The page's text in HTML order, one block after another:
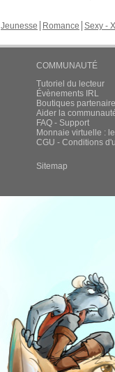
Jeunesse Romance Sexy -
COMMUNAUTÉ
Tutoriel du lecteur
Évènements IRL
Boutiques
Aider la
FAQ - Support
Monnaie virtuelle :
CGU - Conditions
Sitemap